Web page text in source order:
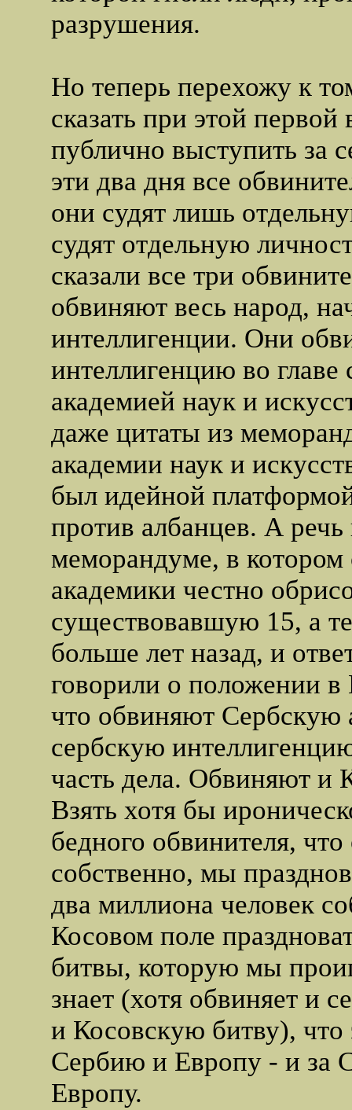
разрушения.
Но теперь перехожу к
сказать при этой
публично выступить за
эти два дня все
они судят лишь
судят отдельную
сказали все три
обвиняют весь народ,
интеллигенции. Они
интеллигенцию во главе
академией наук и
даже цитаты из
академии наук и
был идейной
против албанцев. А речь
меморандуме, в котором
академики честно
существовавшую 15, а
больше лет назад, и
говорили о положении
что обвиняют Сербскую
сербскую
часть дела. Обвиняют и
Взять хотя бы
бедного обвинителя, что
собственно, мы
два миллиона человек
Косовом поле
битвы, которую мы
знает (хотя обвиняет и
и Косовскую битву), что
Сербию и Европу - и за
Европу.